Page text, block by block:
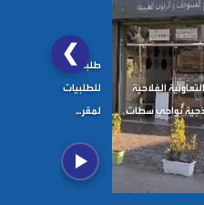
❯
الفلاحية
نواحي سطات
طلبة ماستر التدبير
للطلبيات العمومية
لمقر...